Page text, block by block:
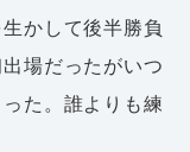
かして後半勝負
場だったがいつ
た。誰よりも練